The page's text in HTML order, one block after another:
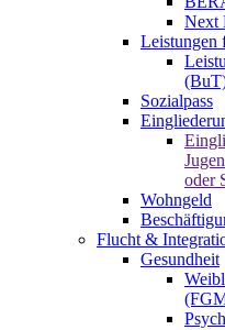
Next
Leistungen
Sozialpass
oder
Wohngeld
Flucht &
Gesundheit